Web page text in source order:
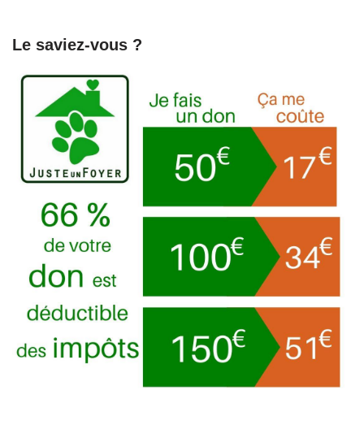
Le saviez-vous ?